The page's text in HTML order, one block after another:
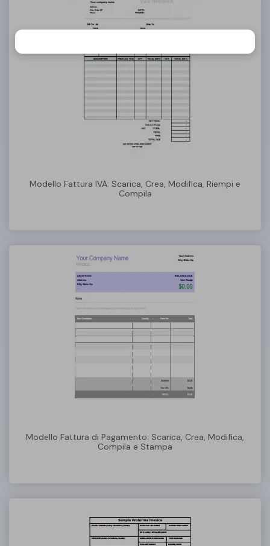
Modello Fattura IVA: Scarica, Crea, Modifica, Riempi e
Compila
Modello Fattura di Pagamento: Scarica, Crea, Modifica,
Compila e Stampa